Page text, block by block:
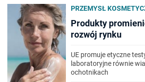
PRZEMYSŁ
Produkty
rozwój rynku
UE promuje etyczne
laboratoryjne równie
ochotnikach